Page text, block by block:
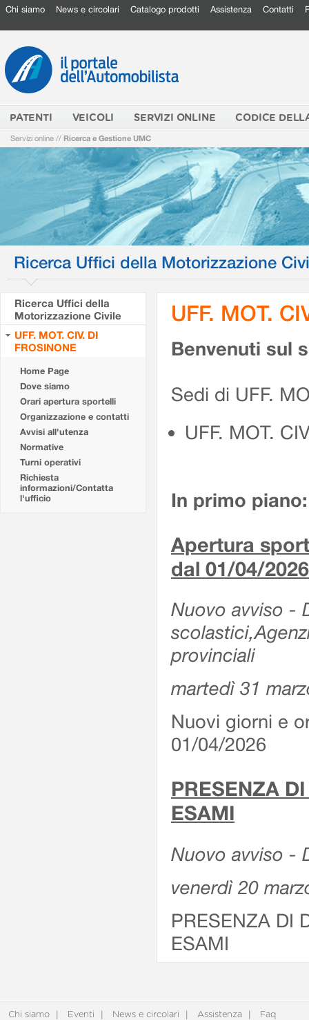
Chi siamo News e circolari Catalogo prodotti Assistenza Contatti
PATENTI VEICOLI SERVIZI ONLINE CODICE
Servizi online // Ricerca e Gestione UMC
Ricerca Uffici della Motorizzazione
Ricerca Uffici della
Motorizzazione Civile
UFF. MOT. CIV. DI
FROSINONE
Home Page
Dove siamo
Orari apertura sportelli
Organizzazione e contatti
Avvisi all'utenza
Normative
Turni operativi
Richiesta
informazioni/Contatta
l'ufficio
UFF. MOT.
Benvenuti sul
Sedi di UFF.
UFF. MOT.
In primo piano:
Apertura
dal 01/04/2026
Nuovo avviso -
provinciali
martedì 31
Nuovi giorni e
01/04/2026
PRESENZA
ESAMI
Nuovo avviso -
venerdì 20
PRESENZA DI
ESAMI
Chi siamo Eventi News e circolari Assistenza Faq